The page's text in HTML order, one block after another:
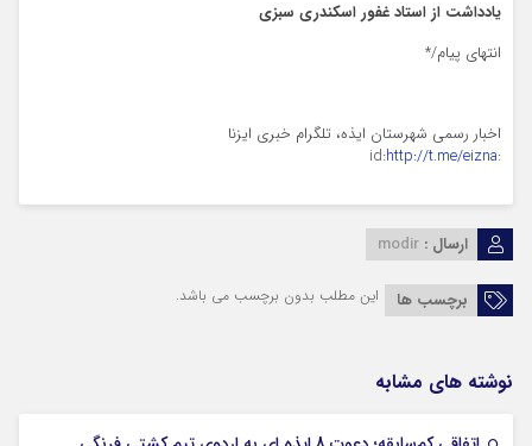
یادداشت از استاد غفور اسکندری سبزی
انتهای پیام/*
اخبار رسمی شهرستان ایذه، تلگرام خبری ایزنا
:id:
http://t.me/eizna
ارسال : modir
برچسب ها این مطلب بدون برچسب می باشد.
نوشته های مشابه